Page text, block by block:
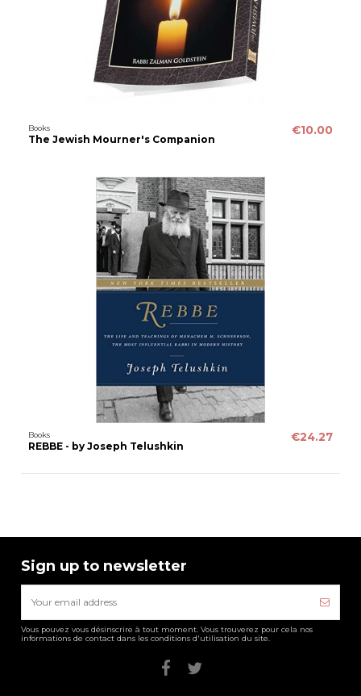
Books
The Jewish Mourner's Companion
€10.00
Books
REBBE - by Joseph Telushkin
€24.27
Sign up to newsletter
Vous pouvez vous désinscrire à tout moment. Vous trouverez pour cela nos
informations de contact dans les conditions d'utilisation du site.